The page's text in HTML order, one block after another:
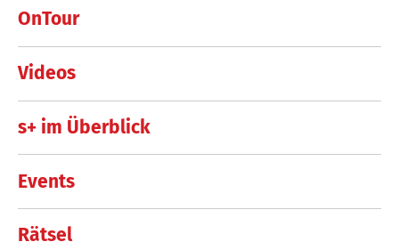
OnTour
Videos
s+ im Überblick
Events
Rätsel